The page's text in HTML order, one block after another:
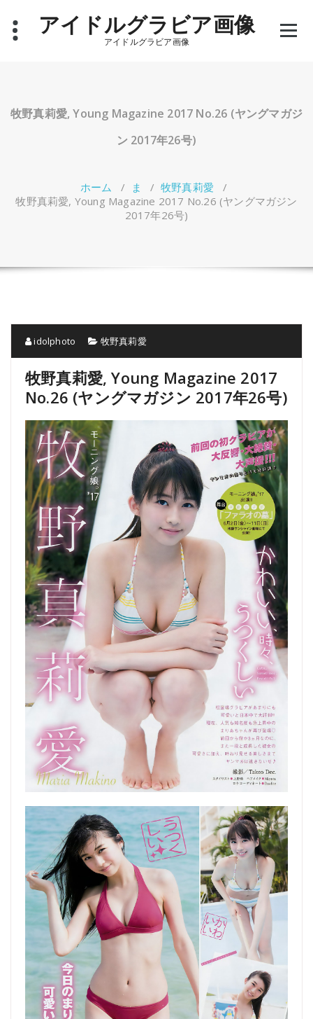
アイドルグラビア画像
アイドルグラビア画像
牧野真莉愛, Young Magazine 2017 No.26 (ヤングマガジ
ン 2017年26号)
ホーム / ま / 牧野真莉愛 /
牧野真莉愛, Young Magazine 2017 No.26 (ヤングマガジン
2017年26号)
idolphoto 牧野真莉愛
牧野真莉愛, Young Magazine 2017
No.26 (ヤングマガジン 2017年26号)